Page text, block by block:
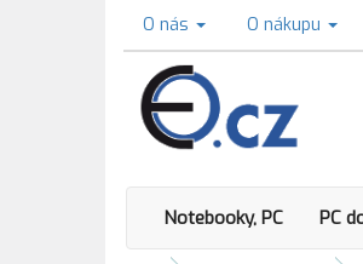
O nás O nákupu
Notebooky, PC PC